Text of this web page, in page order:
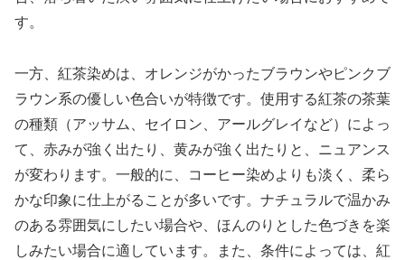
す。
一方、紅茶染めは、オレンジがかったブラウンやピンクブ
ラウン系の優しい色合いが特徴です。使用する紅茶の茶葉
の種類（アッサム、セイロン、アールグレイなど）によっ
て、赤みが強く出たり、黄みが強く出たりと、ニュアンス
が変わります。一般的に、コーヒー染めよりも淡く、柔ら
かな印象に仕上がることが多いです。ナチュラルで温かみ
のある雰囲気にしたい場合や、ほんのりとした色づきを楽
しみたい場合に適しています。また、条件によっては、紅